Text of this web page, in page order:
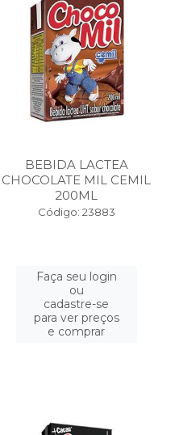
BEBIDA LACTEA
CHOCOLATE MIL CEMIL
200ML
Código: 23883
Faça seu login
ou
cadastre-se
para ver preços
e comprar